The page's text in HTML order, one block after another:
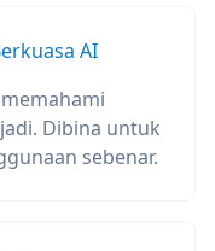
AI
Dibina untuk
sebenar.